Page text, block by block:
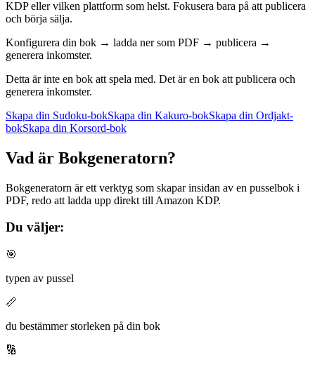
KDP eller vilken plattform som helst. Fokusera bara på att publicera
och börja sälja.
Konfigurera din bok → ladda ner som PDF → publicera →
generera inkomster.
Detta är inte en bok att spela med. Det är en bok att publicera och
generera inkomster.
Skapa din Sudoku-bokSkapa din Kakuro-bokSkapa din Ordjakt-
bokSkapa din Korsord-bok
Vad är Bokgeneratorn?
Bokgeneratorn är ett verktyg som skapar insidan av en pusselbok i
PDF, redo att ladda upp direkt till Amazon KDP.
Du väljer:
🎯
typen av pussel
📏
du bestämmer storleken på din bok
🔢